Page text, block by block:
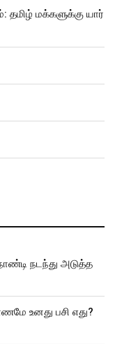
தமிழ் மக்களுக்கு யார்
நடந்து அடுத்த
உனது பசி எது?